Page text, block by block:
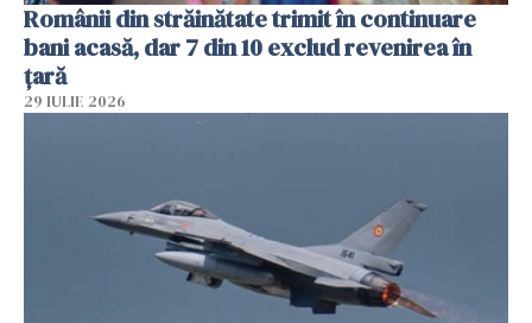
Românii din străinătate trimit în continuare
bani acasă, dar 7 din 10 exclud revenirea în
țară
29 IULIE 2026